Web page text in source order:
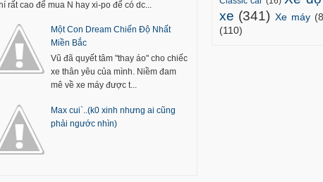
rất cao để mua N hay xi-po để có dc...
Một Con Dream Chiến Độ Nhất
Miền Bắc
Vũ đã quyết tâm "thay áo" cho chiếc
xe thân yêu của mình. Niềm đam
mê về xe máy được t...
Max cui`..(k0 xinh nhưng ai cũng
phải ngước nhìn)
xe (341) Xe máy
(110)